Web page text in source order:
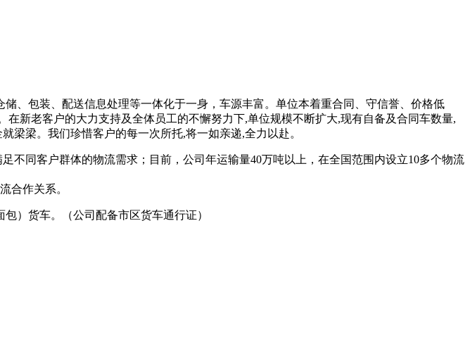
、包装、配送信息处理等一体化于一身，车源丰富。单位本着重合同、守信誉、价格低
新老客户的大力支持及全体员工的不懈努力下,单位规模不断扩大,现有自备及合同车数量,
梁梁。我们珍惜客户的每一次所托,将一如亲递,全力以赴。
不同客户群体的物流需求；目前，公司年运输量40万吨以上，在全国范围内设立10多个物流
合作关系。
）货车。（公司配备市区货车通行证）